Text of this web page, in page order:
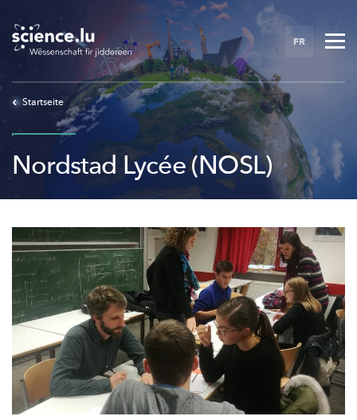
main
content
FR
Startseite
Nordstad Lycée (NOSL)